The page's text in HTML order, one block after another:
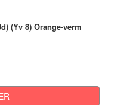
(Yv 8) Orange-verm